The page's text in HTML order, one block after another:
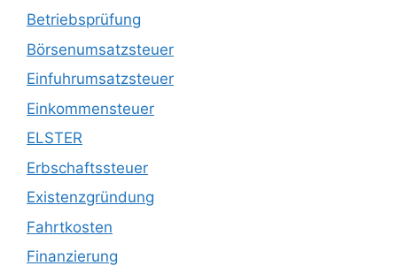
Betriebsprüfung
Börsenumsatzsteuer
Einfuhrumsatzsteuer
Einkommensteuer
ELSTER
Erbschaftssteuer
Existenzgründung
Fahrtkosten
Finanzierung